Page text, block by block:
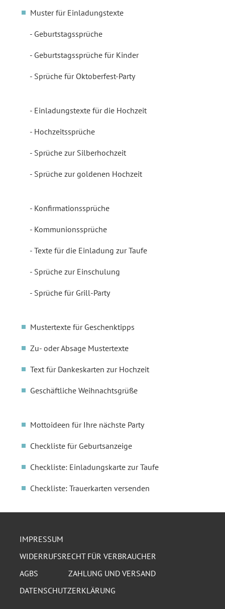
Muster für Einladungstexte
Geburtstagssprüche
Geburtstagssprüche für Kinder
Sprüche für Oktoberfest-Party
Einladungstexte für die Hochzeit
Hochzeitssprüche
Sprüche zur Silberhochzeit
Sprüche zur goldenen Hochzeit
Konfirmationssprüche
Kommunionssprüche
Texte für die Einladung zur Taufe
Sprüche zur Einschulung
Sprüche für Grill-Party
Mustertexte für Geschenktipps
Zu- oder Absage Mustertexte
Text für Dankeskarten zur Hochzeit
Geschäftliche Weihnachtsgrüße
Mottoideen für Ihre nächste Party
Checkliste für Geburtsanzeige
Checkliste: Einladungskarte zur Taufe
Checkliste: Trauerkarten versenden
IMPRESSUM
WIDERRUFSRECHT FÜR VERBRAUCHER
AGBS
ZAHLUNG UND VERSAND
DATENSCHUTZERKLÄRUNG